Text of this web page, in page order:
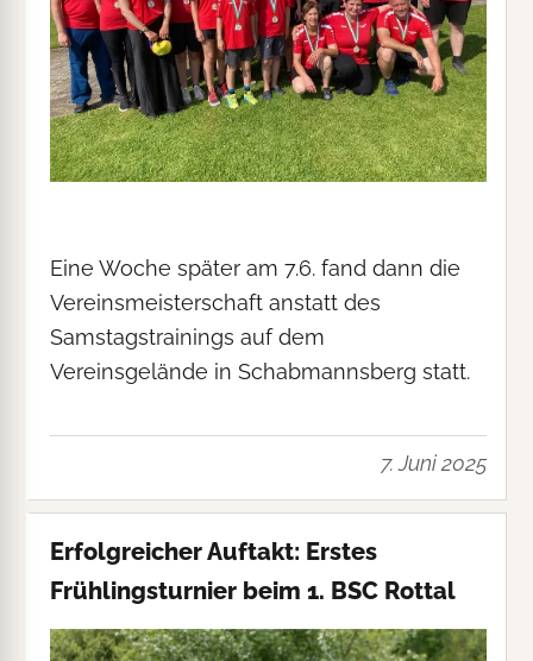
Eine Woche später am 7.6. fand dann die
Vereinsmeisterschaft anstatt des
Samstagstrainings auf dem
Vereinsgelände in Schabmannsberg statt.
7. Juni 2025
Erfolgreicher Auftakt: Erstes
Frühlingsturnier beim 1. BSC Rottal